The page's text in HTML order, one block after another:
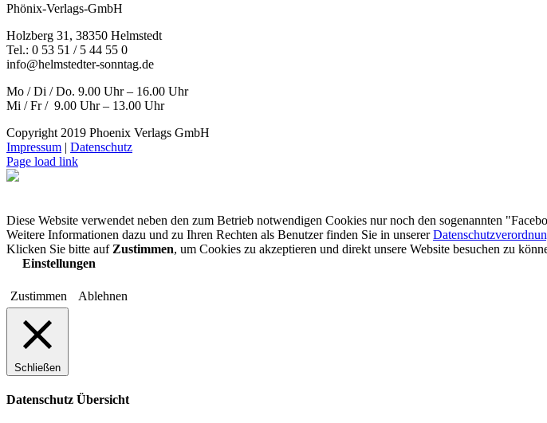
Phönix-Verlags-GmbH
Holzberg 31, 38350 Helmstedt
Tel.: 0 53 51 / 5 44 55 0
info@helmstedter-sonntag.de
Mo / Di / Do. 9.00 Uhr – 16.00 Uhr
Mi / Fr / 9.00 Uhr – 13.00 Uhr
Copyright 2019 Phoenix Verlags GmbH
Impressum | Datenschutz
Page load link
Diese Website verwendet neben den zum Betrieb notwendigen Cookies nur noch den sogenannten
Weitere Informationen dazu und zu Ihren Rechten als Benutzer finden Sie in unserer
Klicken Sie bitte auf Zustimmen, um Cookies zu akzeptieren und direkt unsere Website besuchen zu
Einstellungen
Zustimmen Ablehnen
Schließen
Datenschutz Übersicht